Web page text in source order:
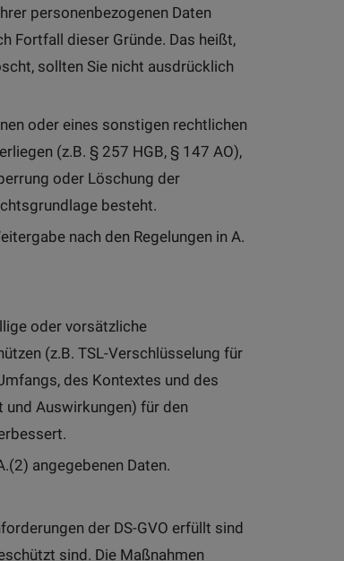
personenbezogenen Daten
Fortfall dieser Gründe. Das heißt,
sollten Sie nicht ausdrücklich
oder eines sonstigen rechtlichen
(z.B. § 257 HGB, § 147 AO),
oder Löschung der
besteht.
nach den Regelungen in A.
oder vorsätzliche
(z.B. TSL-Verschlüsselung für
des Kontextes und des
und Auswirkungen) für den
angegebenen Daten.
der DS-GVO erfüllt sind
sind. Die Maßnahmen